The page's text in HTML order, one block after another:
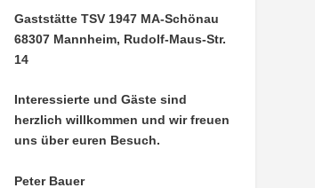
Gaststätte TSV 1947 MA-Schönau
68307 Mannheim, Rudolf-Maus-Str.
14
Interessierte und Gäste sind
herzlich willkommen und wir freuen
uns über euren Besuch.
Peter Bauer